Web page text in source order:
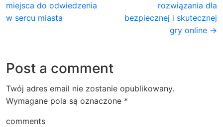
miejsca do odwiedzenia
w sercu miasta
rozwiązania dla
bezpiecznej i skutecznej
gry online →
Post a comment
Twój adres email nie zostanie opublikowany.
Wymagane pola są oznaczone *
comments